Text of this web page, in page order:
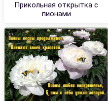
Прикольная открытка с
пионами